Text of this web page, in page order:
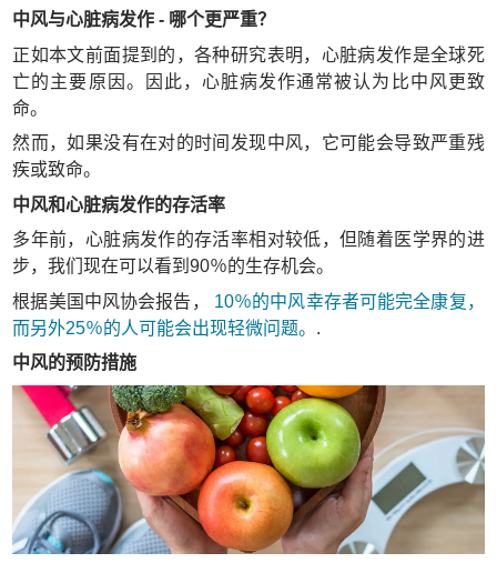
中风与心脏病发作 - 哪个更严重？
正如本文前面提到的，各种研究表明，心脏病发作是全球死
亡的主要原因。因此，心脏病发作通常被认为比中风更致
命。
然而，如果没有在对的时间发现中风，它可能会导致严重残
疾或致命。
中风和心脏病发作的存活率
多年前，心脏病发作的存活率相对较低，但随着医学界的进
步，我们现在可以看到90％的生存机会。
根据美国中风协会报告， 10％的中风幸存者可能完全康复，
而另外25％的人可能会出现轻微问题。 .
中风的预防措施